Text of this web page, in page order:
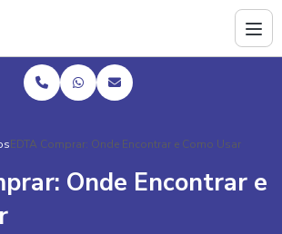
EDTA Comprar: Onde Encontrar e Como Usar
Onde Encontrar e